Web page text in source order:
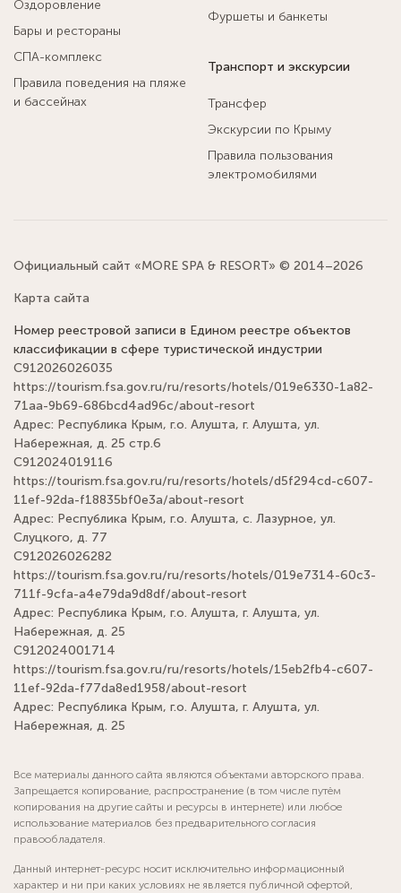
Оздоровление
Бары и рестораны
СПА-комплекс
Правила поведения на пляже
и бассейнах
Фуршеты и банкеты
Транспорт и экскурсии
Трансфер
Экскурсии по Крыму
Правила пользования
электромобилями
Официальный сайт «MORE SPA & RESORT» © 2014–2026
Карта сайта
Номер реестровой записи в Едином реестре объектов
классификации в сфере туристической индустрии
С912026026035
https://tourism.fsa.gov.ru/ru/resorts/hotels/019e6330-1a82-
71aa-9b69-686bcd4ad96c/about-resort
Адрес: Республика Крым, г.о. Алушта, г. Алушта, ул.
Набережная, д. 25 стр.6
С912024019116
https://tourism.fsa.gov.ru/ru/resorts/hotels/d5f294cd-c607-
11ef-92da-f18835bf0e3a/about-resort
Адрес: Республика Крым, г.о. Алушта, с. Лазурное, ул.
Слуцкого, д. 77
С912026026282
https://tourism.fsa.gov.ru/ru/resorts/hotels/019e7314-60c3-
711f-9cfa-a4e79da9d8df/about-resort
Адрес: Республика Крым, г.о. Алушта, г. Алушта, ул.
Набережная, д. 25
С912024001714
https://tourism.fsa.gov.ru/ru/resorts/hotels/15eb2fb4-c607-
11ef-92da-f77da8ed1958/about-resort
Адрес: Республика Крым, г.о. Алушта, г. Алушта, ул.
Набережная, д. 25
Все материалы данного сайта являются объектами авторского права.
Запрещается копирование, распространение (в том числе путём
копирования на другие сайты и ресурсы в интернете) или любое
использование материалов без предварительного согласия
правообладателя.
Данный интернет-ресурс носит исключительно информационный
характер и ни при каких условиях не является публичной офертой,